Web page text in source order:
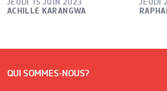
JEUDI 15 JUIN 2023
ACHILLE KARANGWA
JEUDI
QUI SOMMES-NOUS?